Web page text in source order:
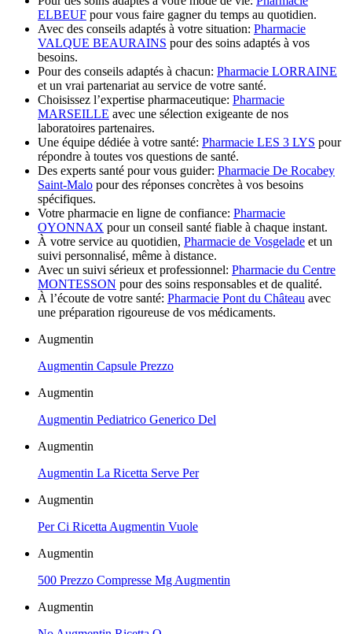
ELBEUF pour vous faire gagner du temps au quotidien.
Avec des conseils adaptés à votre situation: Pharmacie
VALQUE BEAURAINS pour des soins adaptés à vos
besoins.
Pour des conseils adaptés à chacun: Pharmacie LORRAINE
et un vrai partenariat au service de votre santé.
Choisissez l’expertise pharmaceutique: Pharmacie
MARSEILLE avec une sélection exigeante de nos
laboratoires partenaires.
Une équipe dédiée à votre santé: Pharmacie LES 3 LYS pour
répondre à toutes vos questions de santé.
Des experts santé pour vous guider: Pharmacie De Rocabey
Saint-Malo pour des réponses concrètes à vos besoins
spécifiques.
Votre pharmacie en ligne de confiance: Pharmacie
OYONNAX pour un conseil santé fiable à chaque instant.
À votre service au quotidien, Pharmacie de Vosgelade et un
suivi personnalisé, même à distance.
Avec un suivi sérieux et professionnel: Pharmacie du Centre
MONTESSON pour des soins responsables et de qualité.
À l’écoute de votre santé: Pharmacie Pont du Château avec
une préparation rigoureuse de vos médicaments.
Augmentin
Augmentin Capsule Prezzo
Augmentin
Augmentin Pediatrico Generico Del
Augmentin
Augmentin La Ricetta Serve Per
Augmentin
Per Ci Ricetta Augmentin Vuole
Augmentin
500 Prezzo Compresse Mg Augmentin
Augmentin